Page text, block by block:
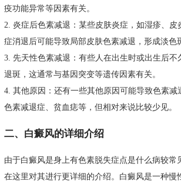
疫功能异常等因素有关。
2. 炎症后色素减退：某些皮肤炎症，如湿疹、皮
症消退后可能导致局部皮肤色素减退，形成淡色
3. 先天性色素减退：有些人在出生时或出生后不
退斑，这通常与基因突变等遗传因素有关。
4. 其他原因：还有一些其他原因可能导致色素减
色素减退症、贫血痣等，但相对来说比较少见。
二、白癜风的详细介绍
由于白癜风是身上有色素脱失症点是什么病较常
在这里对其进行更详细的介绍。白癜风是一种慢